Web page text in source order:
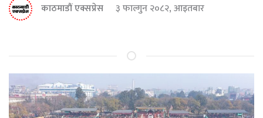
काठमाडौं एक्सप्रेस ३ फाल्गुन २०८२, आइतबार